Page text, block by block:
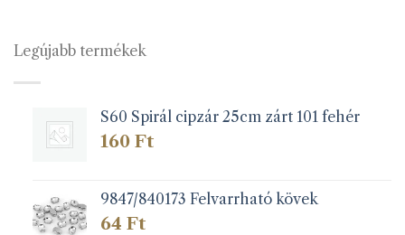
van.
termékoldalon
választhatók
termékoldalon
Legújabb termékek
S60 Spirál cipzár 25cm zárt 101 fehér
160 Ft
9847/840173 Felvarrható kövek
64 Ft